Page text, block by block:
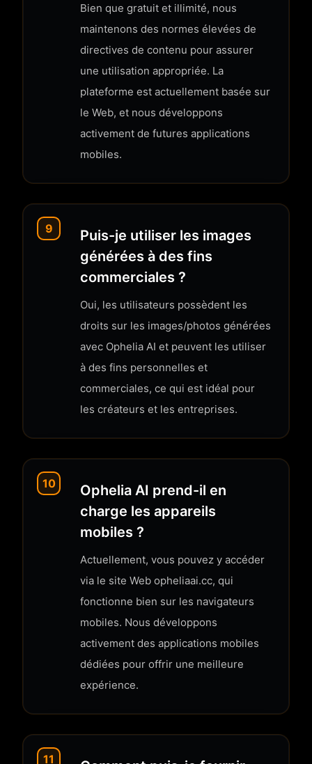
Bien que gratuit et illimité, nous
maintenons des normes élevées de
directives de contenu pour assurer
une utilisation appropriée. La
plateforme est actuellement basée sur
le Web, et nous développons
activement de futures applications
mobiles.
9
Puis-je utiliser les images
générées à des fins
commerciales ?
Oui, les utilisateurs possèdent les
droits sur les images/photos générées
avec Ophelia AI et peuvent les utiliser
à des fins personnelles et
commerciales, ce qui est idéal pour
les créateurs et les entreprises.
10
Ophelia AI prend-il en
charge les appareils
mobiles ?
Actuellement, vous pouvez y accéder
via le site Web opheliaai.cc, qui
fonctionne bien sur les navigateurs
mobiles. Nous développons
activement des applications mobiles
dédiées pour offrir une meilleure
expérience.
11